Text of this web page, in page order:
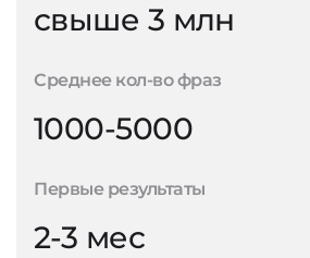
свыше 3 млн
Среднее кол-во фраз
1000-5000
Первые результаты
2-3 мес